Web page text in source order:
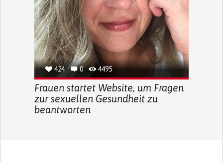
424 0 4495
Frauen startet Website, um Fragen
zur sexuellen Gesundheit zu
beantworten